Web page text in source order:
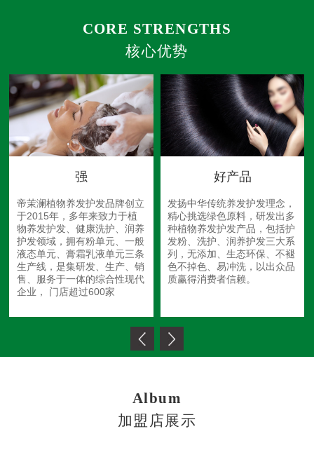
CORE STRENGTHS
核心优势
强
帝茉澜植物养发护发品牌创立
于2015年，多年来致力于植
物养发护发、健康洗护、润养
护发领域，拥有粉单元、一般
液态单元、膏霜乳液单元三条
生产线，是集研发、生产、销
售、服务于一体的综合性现代
企业， 门店超过600家
好产品
发扬中华传统养发护发理念，
精心挑选绿色原料，研发出多
种植物养发护发产品，包括护
发粉、洗护、润养护发三大系
列，无添加、生态环保、不褪
色不掉色、易冲洗，以出众品
质赢得消费者信赖。
Album
加盟店展示